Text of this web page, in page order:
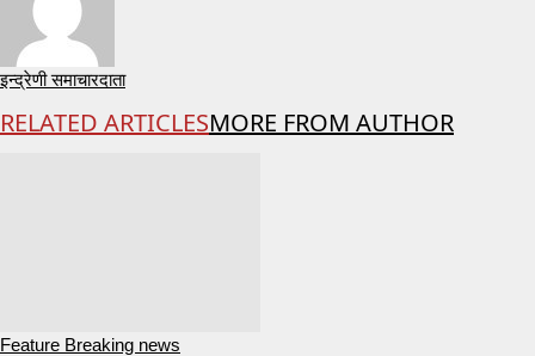
इन्द्रेणी समाचारदाता
RELATED ARTICLESMORE FROM AUTHOR
Feature Breaking news